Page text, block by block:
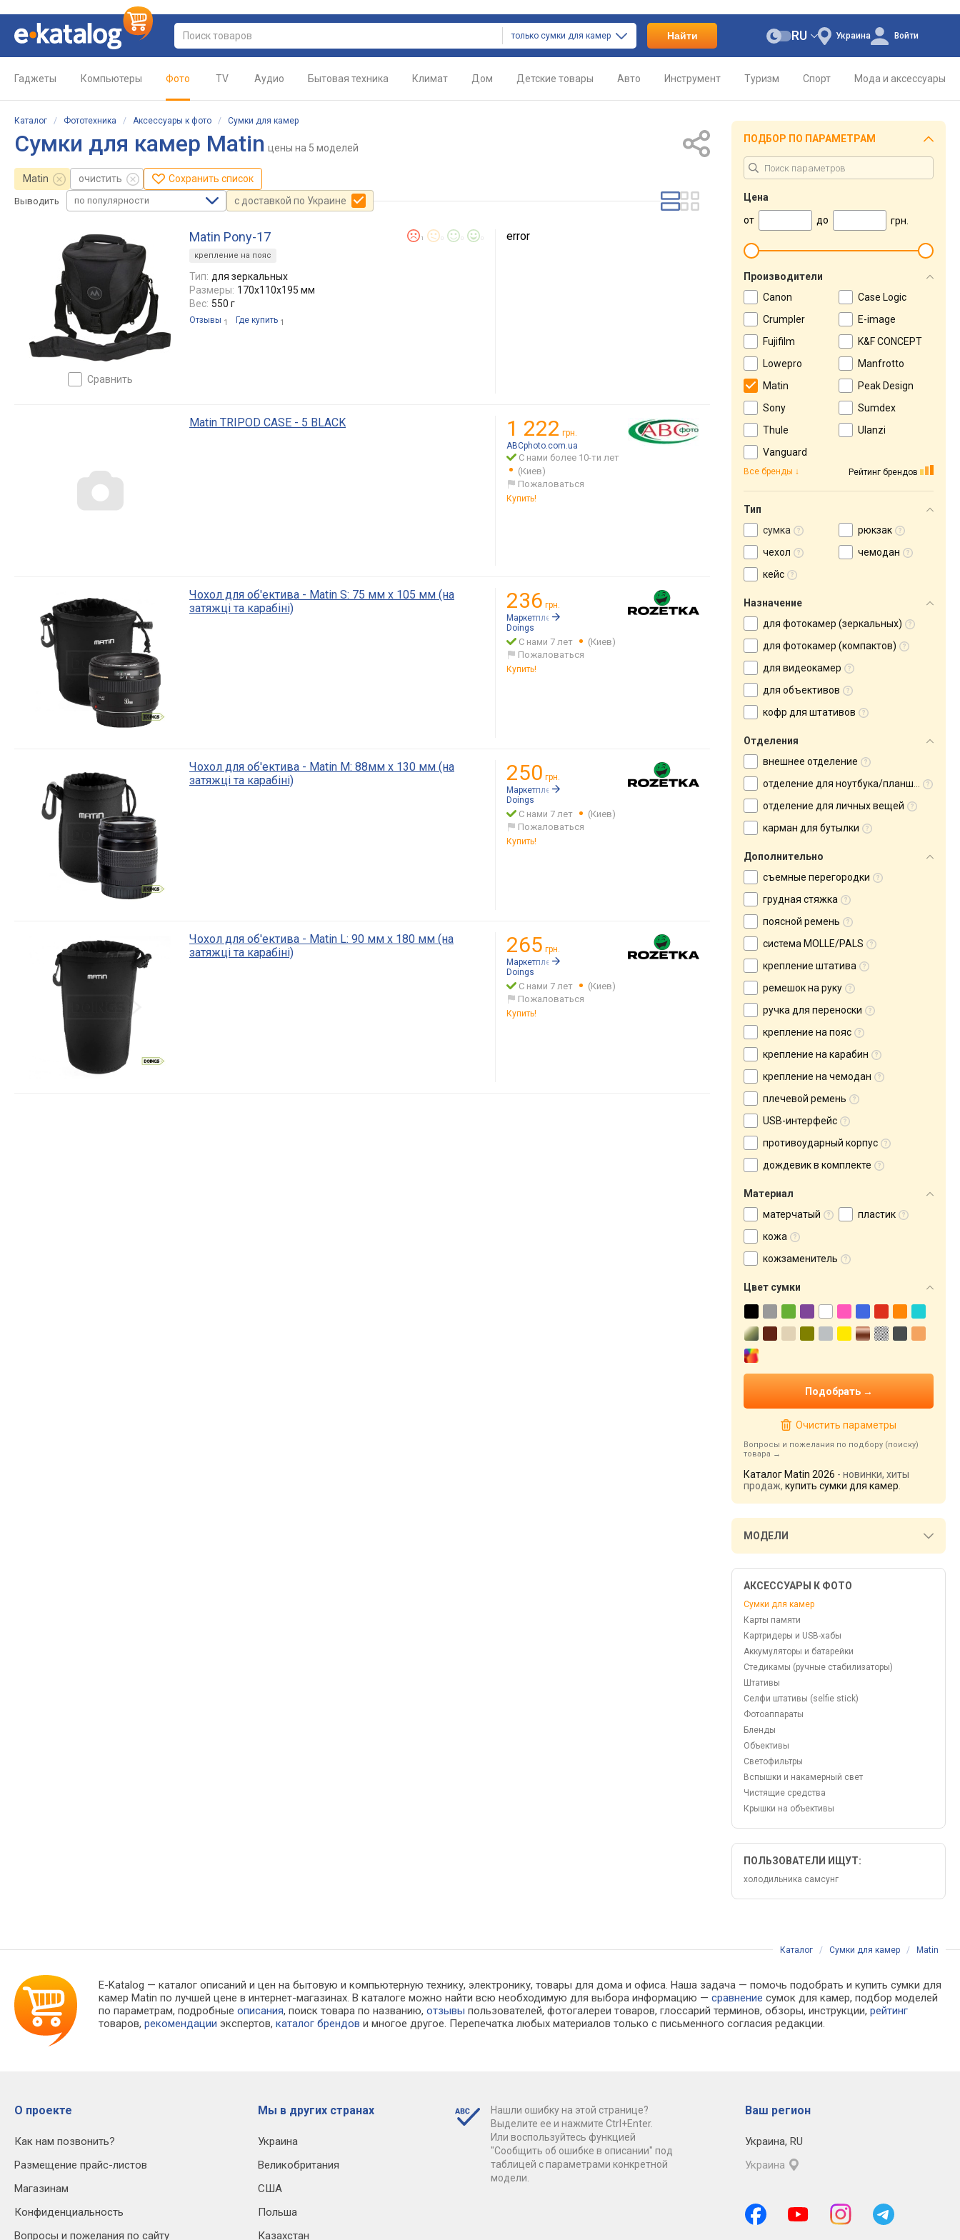
только сумки для камер Найти Украина
RU Войти
Гаджеты Компьютеры Фото TV Аудио Бытовая техника Климат Дом Детские товары Авто Инструмент Туризм Спорт Мода и аксессуары
Каталог / Фототехника / Аксессуары к фото / Сумки для камер
Сумки для камер Matin цены на 5 моделей
Matin очистить Сохранить список
Выводить по популярности с доставкой по Украине
сравнить
Matin Pony-17 1
крепление на пояс
Тип: для зеркальных
Размеры: 170x110x195 мм
Вес: 550 г
Отзывы 1 Где купить 1
error
Matin TRIPOD CASE - 5 BLACK 1 222 грн.
ABCphoto.com.ua
С нами более 10-ти лет
(Киев)
Пожаловаться
Купить!
Чохол для об'ектива - Matin S: 75 мм x 105 мм (на
затяжці та карабіні)
236 грн.
Маркетплейс:
Doings
С нами 7 лет
(Киев)
Пожаловаться
Купить!
Чохол для об'ектива - Matin M: 88мм x 130 мм (на
затяжці та карабіні)
250 грн.
Маркетплейс:
Doings
С нами 7 лет
(Киев)
Пожаловаться
Купить!
Чохол для об'ектива - Matin L: 90 мм x 180 мм (на
затяжці та карабіні)
265 грн.
Маркетплейс:
Doings
С нами 7 лет
(Киев)
Пожаловаться
Купить!
ПОДБОР ПО ПАРАМЕТРАМ
Цена
от
до грн.
Производители
Canon
Case Logic
Crumpler
E-image
Fujifilm
K&F CONCEPT
Lowepro
Manfrotto
Matin
Peak Design
Sony
Sumdex
Thule
Ulanzi
Vanguard
Рейтинг брендов
Все бренды
Тип
сумка
рюкзак
чехол
чемодан
кейс
Назначение
для фотокамер (зеркальных)
для фотокамер (компактов)
для видеокамер
для объективов
кофр для штативов
Отделения
внешнее отделение
отделение для ноутбука/планшета
отделение для личных вещей
карман для бутылки
Дополнительно
съемные перегородки
грудная стяжка
поясной ремень
система MOLLE/PALS
крепление штатива
ремешок на руку
ручка для переноски
крепление на пояс
крепление на карабин
крепление на чемодан
плечевой ремень
USB-интерфейс
противоударный корпус
дождевик в комплекте
Материал
матерчатый
пластик
кожа
кожзаменитель
Цвет сумки
Очистить параметры
Вопросы и пожелания по подбору (поиску)
товара
Каталог Matin 2026 - новинки, хиты
продаж, купить сумки для камер
МОДЕЛИ
АКСЕССУАРЫ К ФОТО
Сумки для камер
Карты памяти
Картридеры и USB-хабы
Аккумуляторы и батарейки
Стедикамы (ручные стабилизаторы)
Штативы
Селфи штативы (selfie stick)
Фотоаппараты
Бленды
Объективы
Светофильтры
Вспышки и накамерный свет
Чистящие средства
Крышки на объективы
ПОЛЬЗОВАТЕЛИ ИЩУТ:
холодильника самсунг
Каталог / Сумки для камер / Matin
E-Katalog — каталог описаний и цен на бытовую и компьютерную технику, электронику, товары для дома и офиса. Наша задача — помочь подобрать и купить сумки для
камер Matin по лучшей цене в интернет-магазинах. В каталоге можно найти всю необходимую для выбора информацию —сравнение сумок для камер, подбор моделей
по параметрам, подробныеописания, поиск товара по названию,отзывы пользователей, фотогалереи товаров, глоссарий терминов, обзоры, инструкции,рейтинг
товаров,рекомендации экспертов,каталог брендов и многое другое. Перепечатка любых материалов только с письменного согласия редакции.
О проекте
Как нам позвонить?
Размещение прайс-листов
Магазинам
Конфиденциальность
Вопросы и пожелания по сайту
Мы в других странах
Украина
Великобритания
США
Польша
Казахстан
Нашли ошибку на этой странице?
Выделите ее и нажмите Ctrl+Enter.
Или воспользуйтесь функцией
"Сообщить об ошибке в описании" под
таблицей с параметрами конкретной
модели.
Ваш регион
Украина, RU
Украина